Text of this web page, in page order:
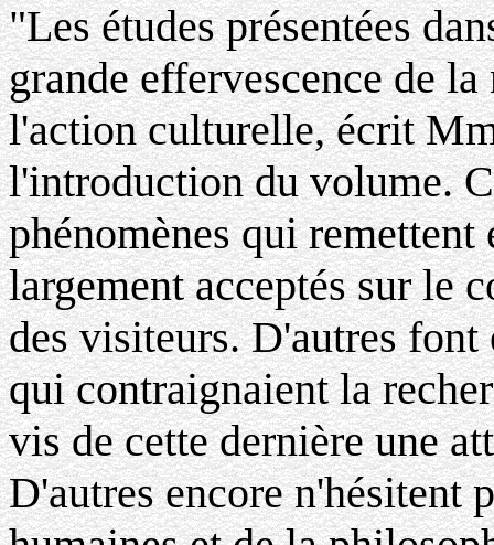
"Les études présentées
grande effervescence de
l'action culturelle, écrit
l'introduction du volume.
phénomènes qui
largement acceptés sur le
des visiteurs. D'autres
qui contraignaient la
vis de cette dernière une
D'autres encore n'hésitent